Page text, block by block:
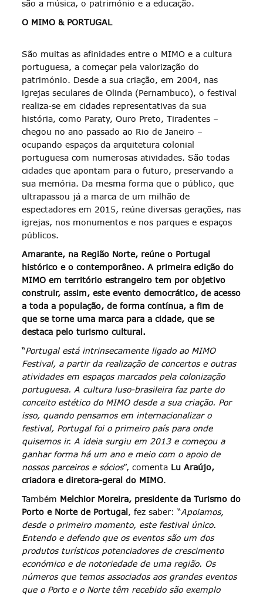
são a música, o património e a educação.
O MIMO & PORTUGAL
São muitas as afinidades entre o MIMO e a cultura
portuguesa, a começar pela valorização do
património. Desde a sua criação, em 2004, nas
igrejas seculares de Olinda (Pernambuco), o festival
realiza-se em cidades representativas da sua
história, como Paraty, Ouro Preto, Tiradentes –
chegou no ano passado ao Rio de Janeiro –
ocupando espaços da arquitetura colonial
portuguesa com numerosas atividades. São todas
cidades que apontam para o futuro, preservando a
sua memória. Da mesma forma que o público, que
ultrapassou já a marca de um milhão de
espectadores em 2015, reúne diversas gerações, nas
igrejas, nos monumentos e nos parques e espaços
públicos.
Amarante, na Região Norte, reúne o Portugal
histórico e o contemporâneo. A primeira edição do
MIMO em território estrangeiro tem por objetivo
construir, assim, este evento democrático, de acesso
a toda a população, de forma contínua, a fim de
que se torne uma marca para a cidade, que se
destaca pelo turismo cultural.
“Portugal está intrinsecamente ligado ao MIMO
Festival, a partir da realização de concertos e outras
atividades em espaços marcados pela colonização
portuguesa. A cultura luso-brasileira faz parte do
conceito estético do MIMO desde a sua criação. Por
isso, quando pensamos em internacionalizar o
festival, Portugal foi o primeiro país para onde
quisemos ir. A ideia surgiu em 2013 e começou a
ganhar forma há um ano e meio com o apoio de
nossos parceiros e sócios”, comenta Lu Araújo,
criadora e diretora-geral do MIMO.
Também Melchior Moreira, presidente da Turismo do
Porto e Norte de Portugal, fez saber: “Apoiamos,
desde o primeiro momento, este festival único.
Entendo e defendo que os eventos são um dos
produtos turísticos potenciadores de crescimento
económico e de notoriedade de uma região. Os
números que temos associados aos grandes eventos
que o Porto e o Norte têm recebido são exemplo